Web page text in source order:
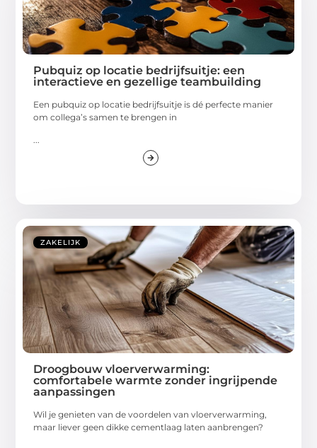
Pubquiz op locatie bedrijfsuitje: een
interactieve en gezellige teambuilding
Een pubquiz op locatie bedrijfsuitje is dé perfecte manier
om collega’s samen te brengen in
...
ZAKELIJK
Droogbouw vloerverwarming:
comfortabele warmte zonder ingrijpende
aanpassingen
Wil je genieten van de voordelen van vloerverwarming,
maar liever geen dikke cementlaag laten aanbrengen?